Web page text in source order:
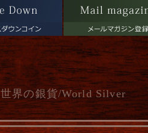
世界の銀貨/World Silver